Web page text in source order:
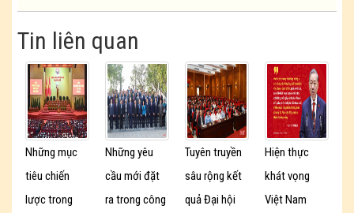
Tin liên quan
Những mục
tiêu chiến
lược trong
Những yêu
cầu mới đặt
ra trong công
Tuyên truyền
sâu rộng kết
quả Đại hội
Hiện thực
khát vọng
Việt Nam